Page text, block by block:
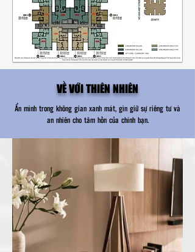
VỀ VỚI THIÊN NHIÊN
Ẩn mình trong không gian xanh mát, gìn giữ sự riêng tư và
an nhiên cho tâm hồn của chính bạn.